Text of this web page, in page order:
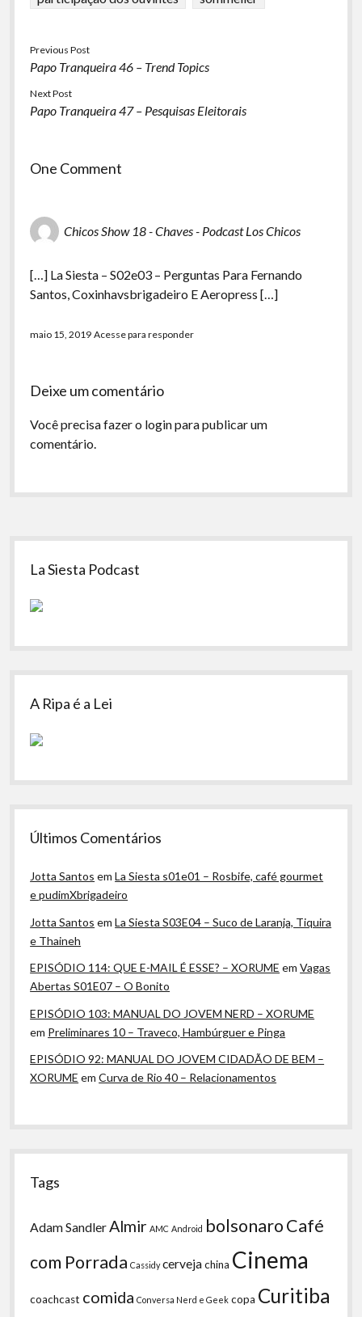
Previous Post
Papo Tranqueira 46 – Trend Topics
Next Post
Papo Tranqueira 47 – Pesquisas Eleitorais
One Comment
Chicos Show 18 - Chaves - Podcast Los Chicos
[…] La Siesta – S02e03 – Perguntas Para Fernando
Santos, Coxinhavsbrigadeiro E Aeropress […]
maio 15, 2019 Acesse para responder
Deixe um comentário
Você precisa fazer o loginpara publicar um
comentário.
Sidebar
La Siesta Podcast
A Ripa é a Lei
Últimos Comentários
Jotta Santos emLa Siesta s01e01 – Rosbife, café gourmet
e pudimXbrigadeiro
Jotta Santos emLa Siesta S03E04 – Suco de Laranja, Tiquira
e Thaineh
EPISÓDIO 114: QUE E-MAIL É ESSE? – XORUME emVagas
Abertas S01E07 – O Bonito
EPISÓDIO 103: MANUAL DO JOVEM NERD – XORUME
em Preliminares 10 – Traveco, Hambúrguer e Pinga
EPISÓDIO 92: MANUAL DO JOVEM CIDADÃO DE BEM –
XORUME emCurva de Rio 40 – Relacionamentos
Tags
Adam Sandler Almir AMC Android bolsonaroCafé
com Porrada Cassidy cervejachina Cinema
coachcast comida Conversa Nerd e Geek copa Curitiba